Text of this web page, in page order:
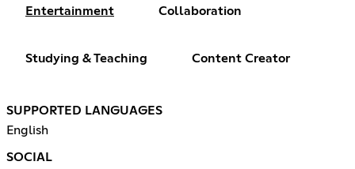
Entertainment Collaboration
Studying & Teaching Content Creator
SUPPORTED LANGUAGES
English
SOCIAL